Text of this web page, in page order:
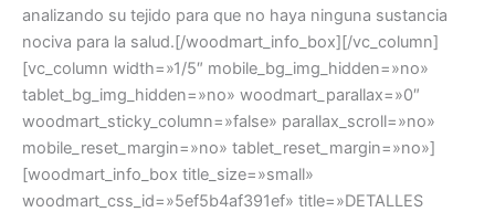
analizando su tejido para que no haya ninguna sustancia
nociva para la salud.[/woodmart_info_box][/vc_column]
[vc_column width=»1/5″ mobile_bg_img_hidden=»no»
tablet_bg_img_hidden=»no» woodmart_parallax=»0″
woodmart_sticky_column=»false» parallax_scroll=»no»
mobile_reset_margin=»no» tablet_reset_margin=»no»]
[woodmart_info_box title_size=»small»
woodmart_css_id=»5ef5b4af391ef» title=»DETALLES